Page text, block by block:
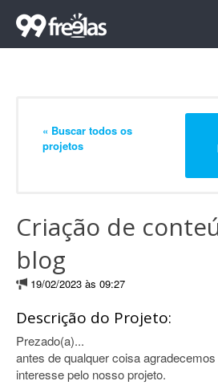
« Buscar todos os
projetos
Criação de
blog
19/02/2023 às 09:27
Descrição do Projeto:
Prezado(a)...
antes de qualquer coisa
interesse pelo nosso projeto.